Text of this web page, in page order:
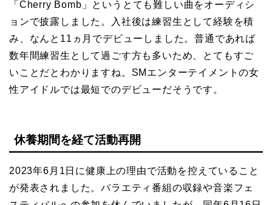
「Cherry Bomb」というとても難しい曲をオーディシ
ョンで披露しました。入社後は練習生として経験を積
み、なんと11ヵ月でデビューしました。普通であれば
数年間練習生として過ごす方も多いため、とてもすご
いことだとわかりますね。SMエンターテイメントの女
性アイドルでは最短でのデビューだそうです。
休養期間を経て活動再開
2023年6月1日に健康上の理由で活動を控えていること
が発表されました。バラエティ番組の収録や音楽フェ